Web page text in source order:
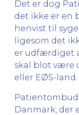
Det er dog
det ikke er en
henvist til
ligesom det
er udfærdiget
skal blot være
eller EØS-land.
Danmark, der